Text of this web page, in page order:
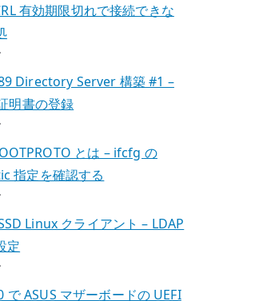
有効期限切れで接続できな
Directory Server 構築 #1 –
明書の登録
とは – ifcfg の
指定を確認する
Linux クライアント – LDAP
定
ASUS マザーボードの UEFI